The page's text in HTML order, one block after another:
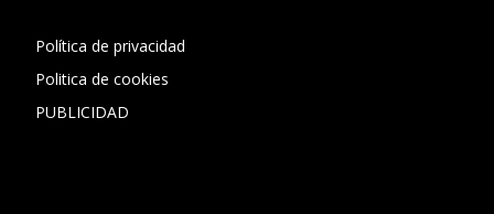
Política de privacidad
Politica de cookies
PUBLICIDAD